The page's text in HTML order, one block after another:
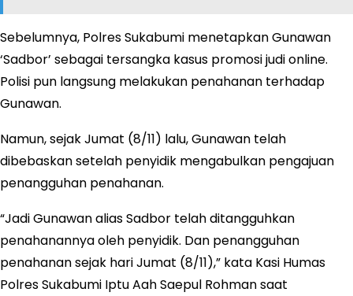
Sebelumnya, Polres Sukabumi menetapkan Gunawan
‘Sadbor’ sebagai tersangka kasus promosi judi online.
Polisi pun langsung melakukan penahanan terhadap
Gunawan.
Namun, sejak Jumat (8/11) lalu, Gunawan telah
dibebaskan setelah penyidik mengabulkan pengajuan
penangguhan penahanan.
“Jadi Gunawan alias Sadbor telah ditangguhkan
penahanannya oleh penyidik. Dan penangguhan
penahanan sejak hari Jumat (8/11),” kata Kasi Humas
Polres Sukabumi Iptu Aah Saepul Rohman saat